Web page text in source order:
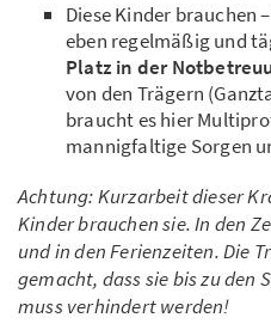
Diese Kinder brauchen
eben regelmäßig und
Platz in der
von den Trägern
braucht es hier
mannigfaltige Sorgen
Achtung: Kurzarbeit dieser
Kinder brauchen sie. In den
und in den Ferienzeiten. Die
gemacht, dass sie bis zu den
muss verhindert werden!